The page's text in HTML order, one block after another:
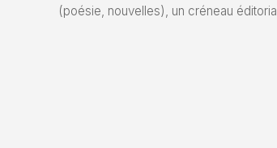
(poésie, nouvelles), un créneau